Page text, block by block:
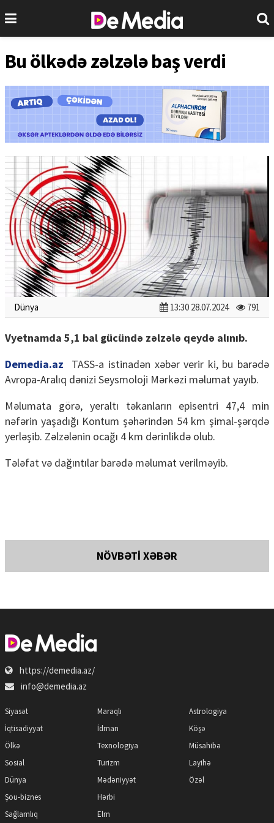
Bu ölkədə zəlzələ baş verdi
Dünya 13:30 28.07.2024 791
Vyetnamda 5,1 bal gücündə zəlzələ qeydə alınıb.
Demedia.az
TASS-a istinadən xəbər verir ki, bu barədə
Avropa-Aralıq dənizi Seysmoloji Mərkəzi məlumat yayıb.
Məlumata görə, yeraltı təkanların episentri 47,4 min
nəfərin yaşadığı Kontum şəhərindən 54 km şimal-şərqdə
yerləşib. Zəlzələnin ocağı 4 km dərinlikdə olub.
Tələfat və dağıntılar barədə məlumat verilməyib.
NÖVBƏTİ XƏBƏR
https://demedia.az/
info@demedia.az
Siyasət
İqtisadiyyat
Ölkə
Sosial
Dünya
Şou-biznes
Sağlamlıq
Maraqlı
İdman
Texnologiya
Turizm
Mədəniyyət
Hərbi
Elm
Astrologiya
Köşə
Müsahibə
Layihə
Özəl